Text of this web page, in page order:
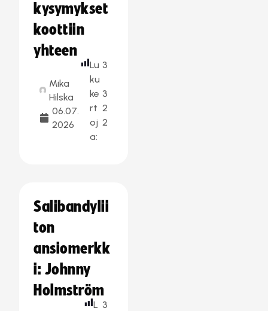
kysymykset
koottiin
yhteen
Mika
Hilska
06.07.
2026
Lu
ku
ke
rt
oj
a:
3
3
2
2
Salibandylii
ton
ansiomerkk
i: Johnny
Holmström
L 3